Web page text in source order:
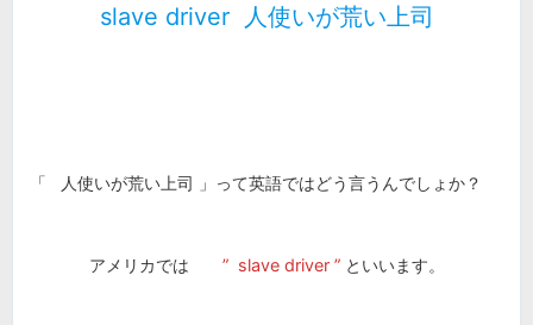
slave driver 人使いが荒い上司
「 人使いが荒い上司 」って英語ではどう言うんでしょか？
アメリカでは ” slave driver ” といいます。